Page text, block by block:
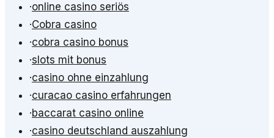
·online casino seriös
·Cobra casino
·cobra casino bonus
·slots mit bonus
·casino ohne einzahlung
·curacao casino erfahrungen
·baccarat casino online
·casino deutschland auszahlung